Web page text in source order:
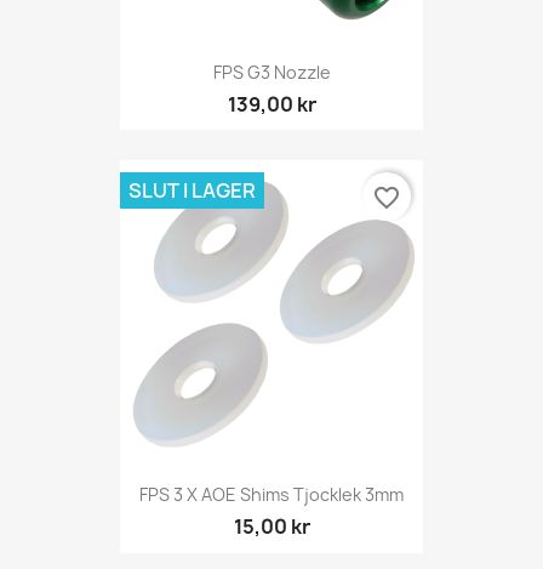
FPS G3 Nozzle
139,00 kr
FPS 3 X AOE Shims Tjocklek 3mm
15,00 kr
SLUT I LAGER favorite_border